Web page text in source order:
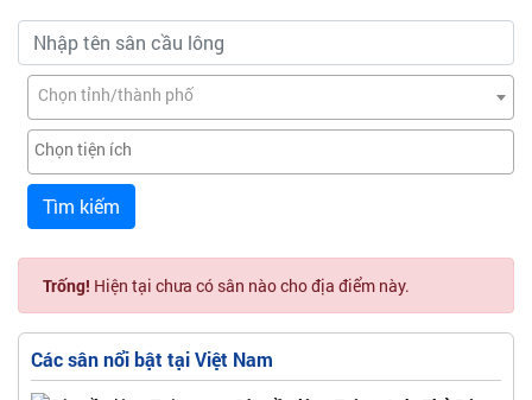
Chọn tỉnh/thành phố
Tìm kiếm
Trống! Hiện tại chưa có sân nào cho địa điểm này.
Các sân nổi bật tại Việt Nam